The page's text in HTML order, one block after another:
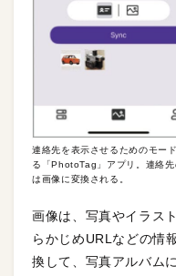
連絡先を表示させるためのモー
る「PhotoTag」アプリ。連絡
は画像に変換される。
画像は、写真やイラス
らかじめURLなどの情
換して、写真アルバム